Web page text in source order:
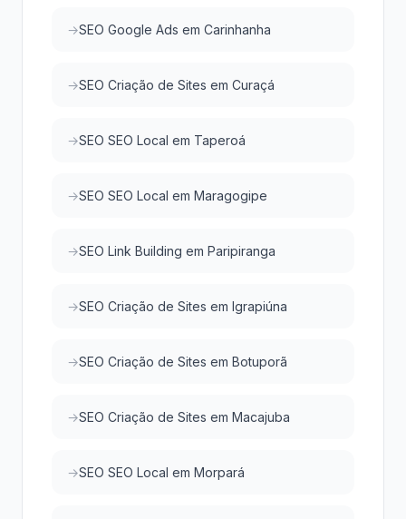
SEO Google Ads em Carinhanha
SEO Criação de Sites em Curaçá
SEO SEO Local em Taperoá
SEO SEO Local em Maragogipe
SEO Link Building em Paripiranga
SEO Criação de Sites em Igrapiúna
SEO Criação de Sites em Botuporã
SEO Criação de Sites em Macajuba
SEO SEO Local em Morpará